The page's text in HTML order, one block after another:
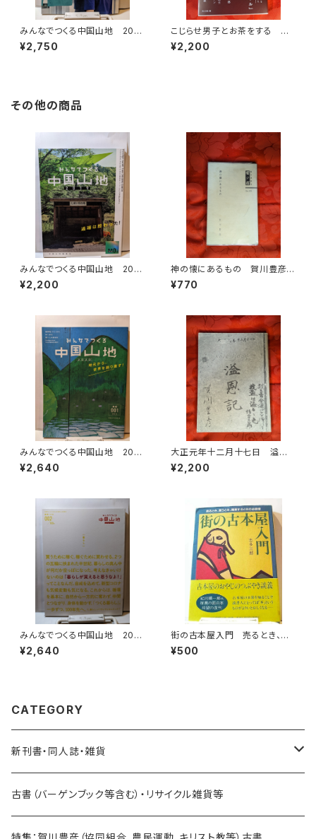
みんなでつくる中国山地 2022
№3 ここで食っていけるの？
¥2,750
こじらせ男子とお茶をする 月
と文社編
¥2,200
その他の商品
みんなでつくる中国山地 2019
№0（のろし号） 過疎は終わ
った！
¥2,200
神の懐にあるもの 賀川豊彦
賀川事業団雲柱社 昭和50年
¥770
みんなでつくる中国山地 202
0 №1 地元から世界を創り直
す！
¥2,640
大正元年十二月十七日 溢恩
記 賀川豊彦 賀川豊彦記念・
松沢資料館刊
¥2,200
みんなでつくる中国山地 2021
№2 暮らし
¥2,640
街の古本屋入門 売るとき、買
うとき、開業するときの必読書
¥500
CATEGORY
新刊書・同人誌・雑貨
乗り物関連
海外：旅行・文化・地理・歴史関連
古書（バーゲンブック等含む）・リサイクル雑貨等